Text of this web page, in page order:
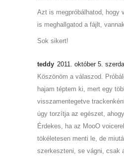
Azt is megpróbálhatod, hogy
is meghallgatod a fájlt,
Sok sikert!
teddy 2011. október 5.
Köszönöm a válaszod.
hajam téptem ki, mert egy
visszamentegetve
úgy torzítja az egészet,
Érdekes, ha az MooO
tökéletesen menti le, de
szerkeszteni, se vágni, csak